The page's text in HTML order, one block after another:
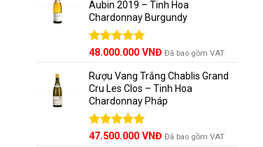
Aubin 2019 – Tinh Hoa
Chardonnay Burgundy
Được xếp
5 sao
48.000.000 VNĐ Đã bao gồm VAT
Rượu Vang Trắng Chablis Grand
Cru Les Clos – Tinh Hoa
Chardonnay Pháp
Được xếp
47.500.000 VNĐ Đã bao gồm VAT